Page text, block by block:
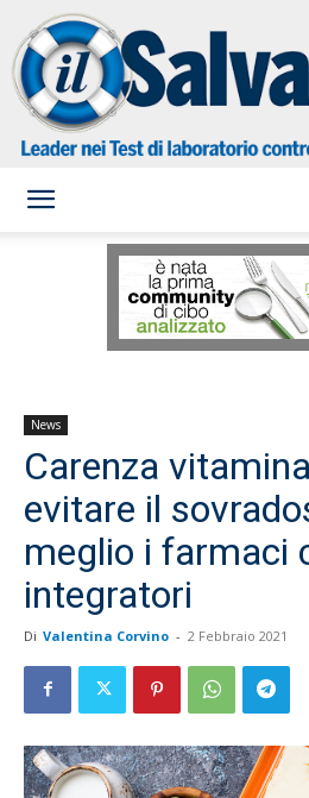
News
Carenza
evitare il
meglio i farmaci
integratori
Di Valentina Corvino - 2 Febbraio 2021